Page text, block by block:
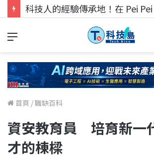
首頁 /職缺百科
資安教育員 培育新一
才的棟樑